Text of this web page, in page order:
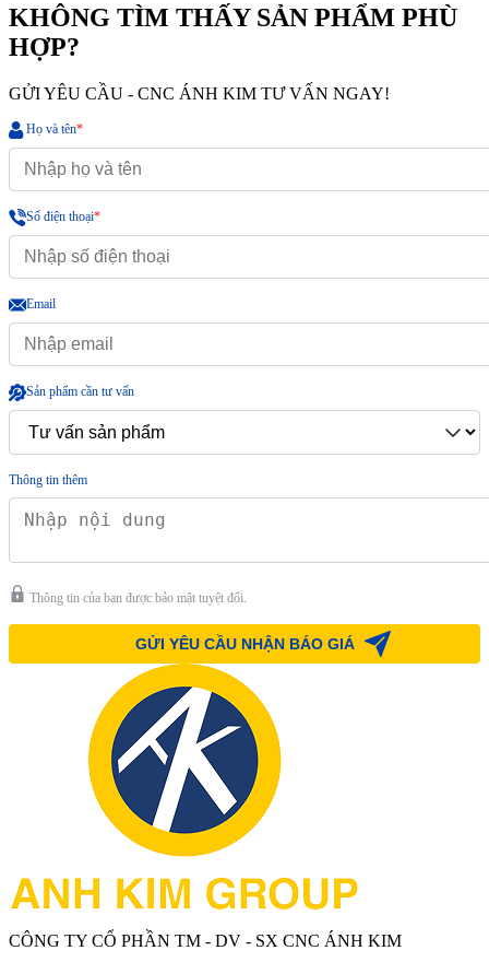
KHÔNG TÌM THẤY SẢN PHẨM PHÙ
HỢP?
GỬI YÊU CẦU - CNC ÁNH KIM TƯ VẤN NGAY!
Họ và tên*
Số điện thoại*
Email
Sản phẩm cần tư vấn
Thông tin thêm
Thông tin của bạn được bảo mật tuyệt đối.
CÔNG TY CỔ PHẦN TM - DV - SX CNC ÁNH KIM